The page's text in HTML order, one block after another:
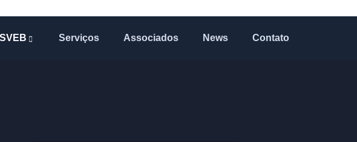
Serviços Associados News Contato